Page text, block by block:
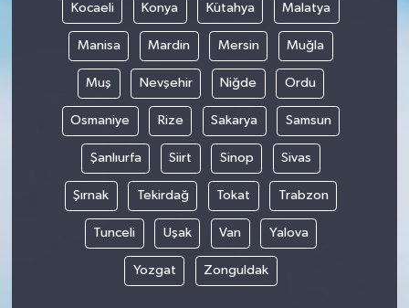
Kocaeli Konya Kütahya Malatya
Manisa Mardin Mersin Muğla
Muş Nevşehir Niğde Ordu
Osmaniye Rize Sakarya Samsun
Şanlıurfa Siirt Sinop Sivas
Şırnak Tekirdağ Tokat Trabzon
Tunceli Uşak Van Yalova
Yozgat Zonguldak